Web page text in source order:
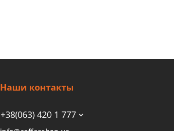
Наши контакты
+38(063) 420 1 777